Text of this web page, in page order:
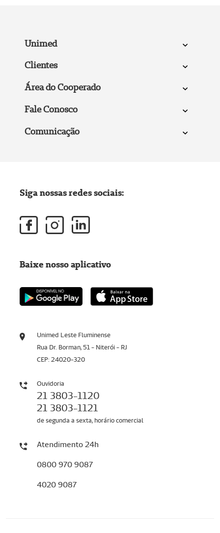
Unimed
Clientes
Área do Cooperado
Fale Conosco
Comunicação
Unimed Leste Fluminense
Rua Dr. Borman, 51 - Niterói - RJ
CEP: 24020-320
Ouvidoria
21 3803-1120
21 3803-1121
de segunda a sexta, horário comercial
Atendimento 24h
0800 970 9087
4020 9087
Siga nossas redes sociais:
Baixe nosso aplicativo